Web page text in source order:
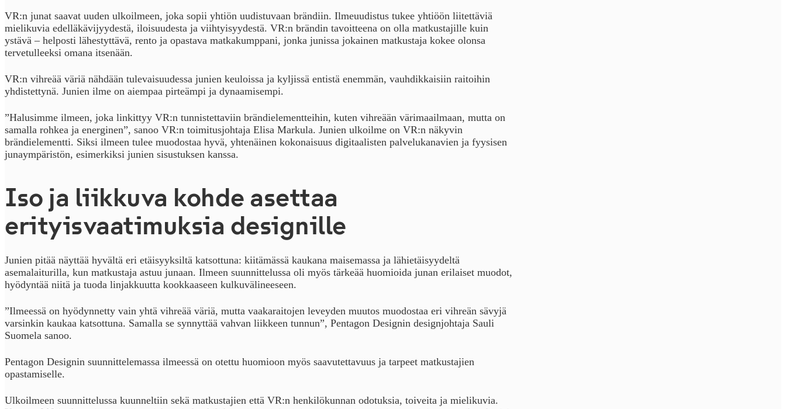
VR:n junat saavat uuden ulkoilmeen, joka sopii yhtiön uudistuvaan brändiin. Ilmeuudistus tukee yhtiöön liitettäviä
mielikuvia edelläkävijyydestä, iloisuudesta ja viihtyisyydestä. VR:n brändin tavoitteena on olla matkustajille kuin
ystävä – helposti lähestyttävä, rento ja opastava matkakumppani, jonka junissa jokainen matkustaja kokee olonsa
tervetulleeksi omana itsenään.
VR:n vihreää väriä nähdään tulevaisuudessa junien keuloissa ja kyljissä entistä enemmän, vauhdikkaisiin raitoihin
yhdistettynä. Junien ilme on aiempaa pirteämpi ja dynaamisempi.
”Halusimme ilmeen, joka linkittyy VR:n tunnistettaviin brändielementteihin, kuten vihreään värimaailmaan, mutta on
samalla rohkea ja energinen”, sanoo VR:n toimitusjohtaja Elisa Markula. Junien ulkoilme on VR:n näkyvin
brändielementti. Siksi ilmeen tulee muodostaa hyvä, yhtenäinen kokonaisuus digitaalisten palvelukanavien ja fyysisen
junaympäristön, esimerkiksi junien sisustuksen kanssa.
Iso ja liikkuva kohde asettaa
erityisvaatimuksia designille
Junien pitää näyttää hyvältä eri etäisyyksiltä katsottuna: kiitämässä kaukana maisemassa ja lähietäisyydeltä
asemalaiturilla, kun matkustaja astuu junaan. Ilmeen suunnittelussa oli myös tärkeää huomioida junan erilaiset muodot,
hyödyntää niitä ja tuoda linjakkuutta kookkaaseen kulkuvälineeseen.
”Ilmeessä on hyödynnetty vain yhtä vihreää väriä, mutta vaakaraitojen leveyden muutos muodostaa eri vihreän sävyjä
varsinkin kaukaa katsottuna. Samalla se synnyttää vahvan liikkeen tunnun”, Pentagon Designin designjohtaja Sauli
Suomela sanoo.
Pentagon Designin suunnittelemassa ilmeessä on otettu huomioon myös saavutettavuus ja tarpeet matkustajien
opastamiselle.
Ulkoilmeen suunnittelussa kuunneltiin sekä matkustajien että VR:n henkilökunnan odotuksia, toiveita ja mielikuvia.